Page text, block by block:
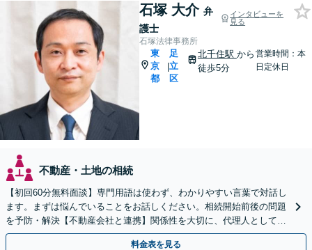
石塚 大介 弁
護士
インタビューを
見る
石塚法律事務所
東
京
都
|
足
立
区
北千住駅 から
徒歩5分
営業時間：本
日定休日
不動産・土地の相続
【初回60分無料面談】専門用語は使わず、わかりやすい言葉で対話し
ます。まずは悩んでいることをお話しください。相続開始前後の問題
を予防・解決【不動産会社と連携】関係性を大切に、代理人としてあ
なたの利益を守ります【カード利用可】【北千住駅5分】
料金表を見る